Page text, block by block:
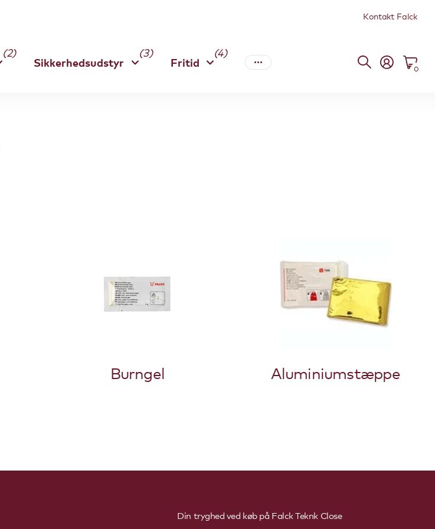
Kontakt Falck
(2)
Sikkerhedsudstyr
(3)
Fritid
(4)
0
Burngel Aluminiumstæppe
Din tryghed ved køb på Falck Teknk Close